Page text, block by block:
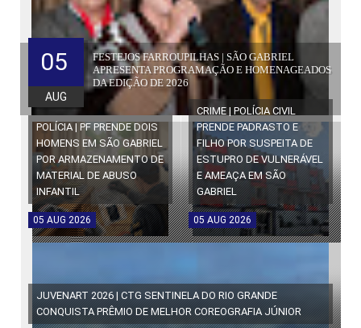
FESTEJOS FARROUPILHAS | SÃO GABRIEL
APRESENTA PROGRAMAÇÃO E HOMENAGEADOS
DA EDIÇÃO DE 2026
05
AUG
POLÍCIA | PF PRENDE DOIS
HOMENS EM SÃO GABRIEL
POR ARMAZENAMENTO DE
MATERIAL DE ABUSO
INFANTIL
05 AUG 2026
CRIME | POLÍCIA CIVIL
PRENDE PADRASTO E
FILHO POR SUSPEITA DE
ESTUPRO DE VULNERÁVEL
E AMEAÇA EM SÃO
GABRIEL
05 AUG 2026
JUVENART 2026 | CTG SENTINELA DO RIO GRANDE
CONQUISTA PRÊMIO DE MELHOR COREOGRAFIA JÚNIOR